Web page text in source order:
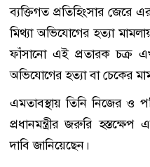
ব্যক্তিগত প্রতিহিংসার জেরে
মিথ্যা অভিযোগের হত্যা
ফাঁসানো এই প্রতারক চক্র
অভিযোগের হত্যা বা চেকের
এমতাবস্থায় তিনি নিজের ও
প্রধানমন্ত্রীর জরুরি
দাবি জানিয়েছেন।